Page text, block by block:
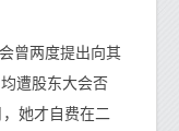
曾两度提出向其
遭股东大会否
她才自费在二